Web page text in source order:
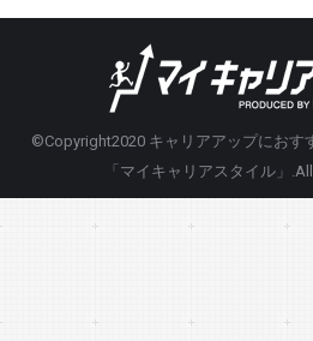
©Copyright2020 キャリアアップにおす
「マイキャリアスタイル」